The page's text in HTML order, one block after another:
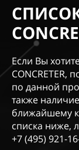
Если Вы
по данной
также
ближайшему к
списка ниже,
+7 (495) 921-